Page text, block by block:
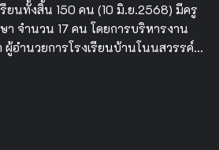
นทั้งสิ้น 150 คน (10 มิ.ย.2568) มีครู
า จำนวน 17 คน โดยการบริหารงาน
อำนวยการโรงเรียนบ้านโนนสวรรค์…